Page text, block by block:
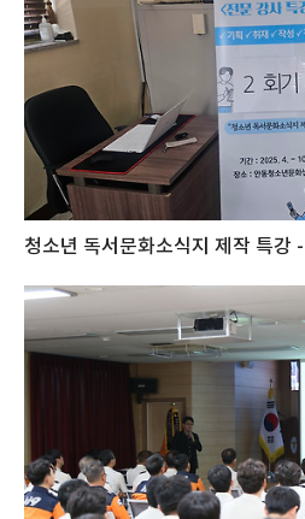
청소년 독서문화소식지 제작 특강